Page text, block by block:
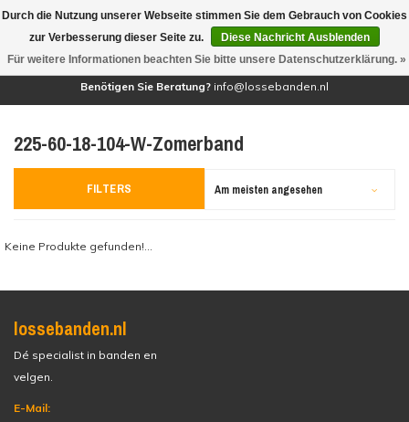
(0)
Benötigen Sie Beratung? info@lossebanden.nl
225-60-18-104-W-Zomerband
FILTERS Am meisten angesehen
Keine Produkte gefunden!...
lossebanden.nl
Dé specialist in banden en
velgen.
E-Mail:
Durch die Nutzung unserer Webseite stimmen Sie dem Gebrauch von Cookies
zur Verbesserung dieser Seite zu.
Diese Nachricht Ausblenden
Für weitere Informationen beachten Sie bitte unsere Datenschutzerklärung. »